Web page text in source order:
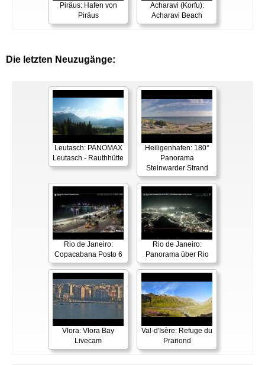
Piräus: Hafen von
Piräus
Acharavi (Korfu):
Acharavi Beach
Die letzten Neuzugänge:
Leutasch: PANOMAX
Leutasch - Rauthhütte
Heiligenhafen: 180°
Panorama
Steinwarder Strand
Rio de Janeiro:
Copacabana Posto 6
Rio de Janeiro:
Panorama über Rio
Vlora: Vlora Bay
Livecam
Val-d'Isère: Refuge du
Prariond